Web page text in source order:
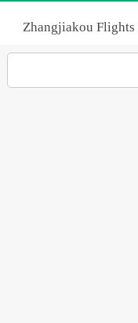
Zhangjiakou Flights